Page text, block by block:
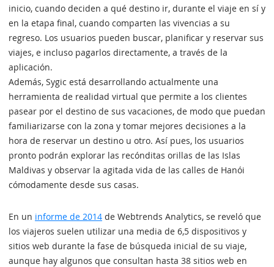
inicio, cuando deciden a qué destino ir, durante el viaje en sí y
en la etapa final, cuando comparten las vivencias a su
regreso. Los usuarios pueden buscar, planificar y reservar sus
viajes, e incluso pagarlos directamente, a través de la
aplicación.
Además, Sygic está desarrollando actualmente una
herramienta de realidad virtual que permite a los clientes
pasear por el destino de sus vacaciones, de modo que puedan
familiarizarse con la zona y tomar mejores decisiones a la
hora de reservar un destino u otro. Así pues, los usuarios
pronto podrán explorar las recónditas orillas de las Islas
Maldivas y observar la agitada vida de las calles de Hanói
cómodamente desde sus casas.
En un informe de 2014 de Webtrends Analytics, se reveló que
los viajeros suelen utilizar una media de 6,5 dispositivos y
sitios web durante la fase de búsqueda inicial de su viaje,
aunque hay algunos que consultan hasta 38 sitios web en